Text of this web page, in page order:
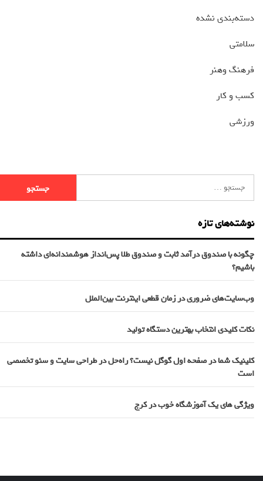
دسته‌بندی نشده
سلامتی
فرهنگ وهنر
کسب و کار
ورزشی
نوشته‌های تازه
چگونه با صندوق درآمد ثابت و صندوق طلا پس‌انداز هوشمندانه‌ای داشته
باشیم؟
وب‌سایت‌های ضروری در زمان قطعی اینترنت بین‌الملل
نکات کلیدی انتخاب بهترین دستگاه تولید
کلینیک شما در صفحه اول گوگل نیست؟ راه‌حل در طراحی سایت و سئو تخصصی
است
ویژگی های یک آموزشگاه خوب در کرج